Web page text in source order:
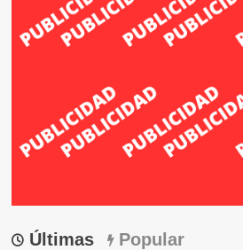
Últimas Popular